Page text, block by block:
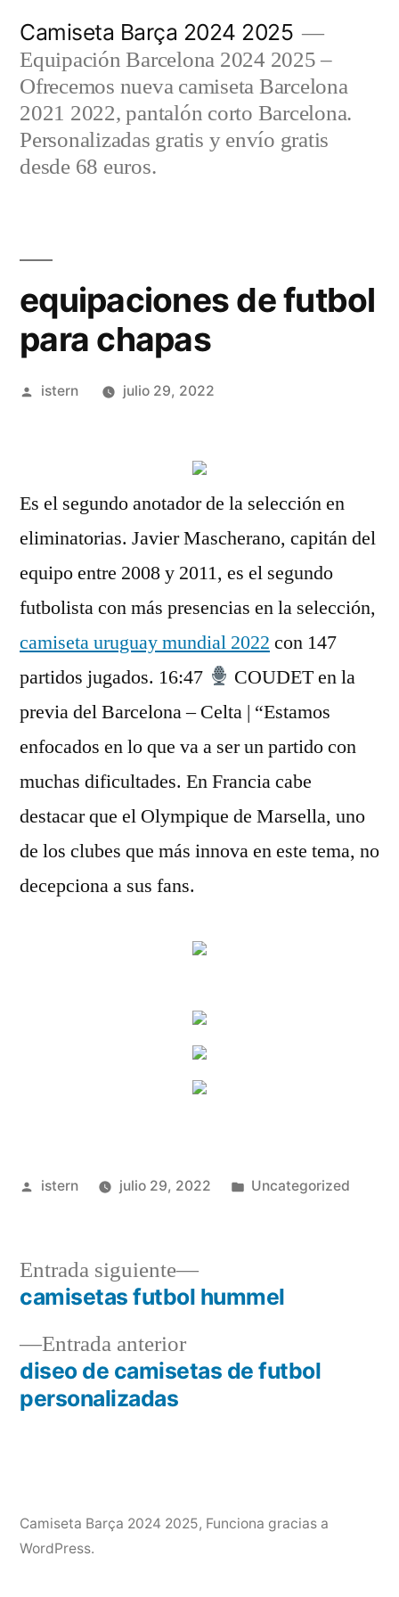
contenido
Camiseta Barça 2024 2025
Equipación Barcelona 2024 2025 –
Ofrecemos nueva camiseta Barcelona
2021 2022, pantalón corto Barcelona.
Personalizadas gratis y envío gratis
desde 68 euros.
equipaciones de futbol
para chapas
Publicado
istern julio 29, 2022
Es el segundo anotador de la selección en
eliminatorias. Javier Mascherano, capitán del
equipo entre 2008 y 2011, es el segundo
futbolista con más presencias en la selección,
camiseta uruguay mundial 2022 con 147
partidos jugados. 16:47
COUDET en la
previa del Barcelona – Celta | “Estamos
enfocados en lo que va a ser un partido con
muchas dificultades. En Francia cabe
destacar que el Olympique de Marsella, uno
de los clubes que más innova en este tema, no
decepciona a sus fans.
Publicado
istern julio 29, 2022
Publicado
Uncategorized
Navegación
de
entradas
Entrada anteriorEntrada
anterior:
diseo de camisetas de futbol
personalizadas
Entrada siguiente
Entrada
siguiente:
camisetas futbol hummel
Camiseta Barça 2024 2025, Funciona gracias a
WordPress.